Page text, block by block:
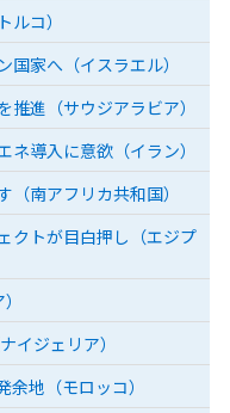
コ）
家へ（イスラエル）
進（サウジアラビア）
導入に意欲（イラン）
南アフリカ共和国）
クトが目白押し（エジプ
イジェリア）
地（モロッコ）